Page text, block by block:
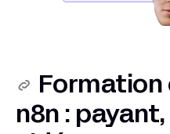
Formation
n8n :